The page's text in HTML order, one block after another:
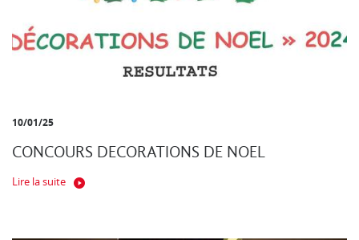
10/01/25
CONCOURS DECORATIONS DE NOEL
Lire la suite